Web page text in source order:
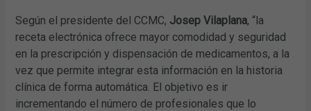
Según el presidente del CCMC, Josep Vilaplana, “la
receta electrónica ofrece mayor comodidad y seguridad
en la prescripción y dispensación de medicamentos, a la
vez que permite integrar esta información en la historia
clínica de forma automática. El objetivo es ir
incrementando el número de profesionales que lo